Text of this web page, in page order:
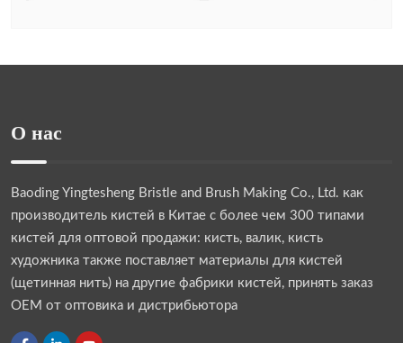
О нас
Baoding Yingtesheng Bristle and Brush Making Co., Ltd. как
производитель кистей в Китае с более чем 300 типами
кистей для оптовой продажи: кисть, валик, кисть
художника также поставляет материалы для кистей
(щетинная нить) на другие фабрики кистей, принять заказ
OEM от оптовика и дистрибьютора